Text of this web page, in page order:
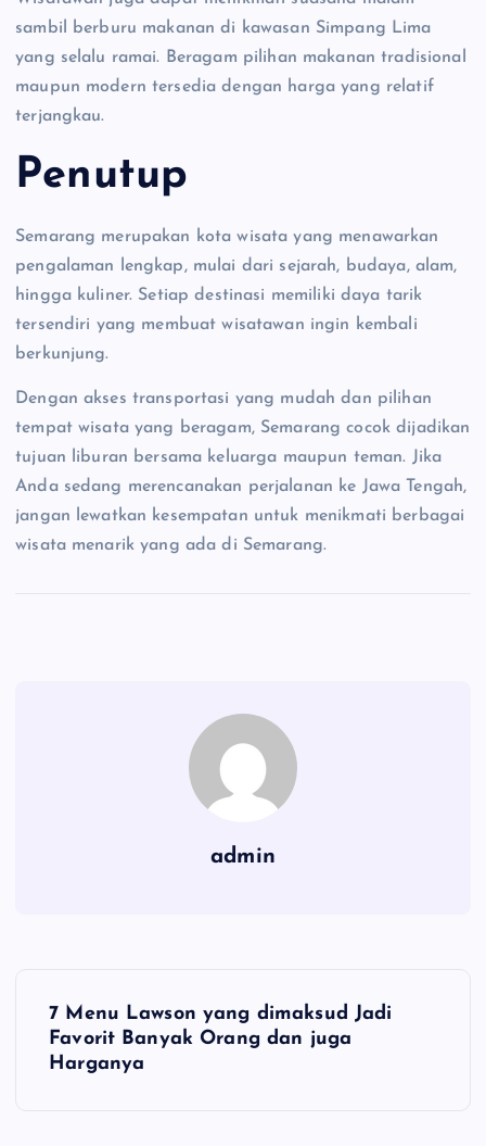
sambil berburu makanan di kawasan Simpang Lima
yang selalu ramai. Beragam pilihan makanan tradisional
maupun modern tersedia dengan harga yang relatif
terjangkau.
Penutup
Semarang merupakan kota wisata yang menawarkan
pengalaman lengkap, mulai dari sejarah, budaya, alam,
hingga kuliner. Setiap destinasi memiliki daya tarik
tersendiri yang membuat wisatawan ingin kembali
berkunjung.
Dengan akses transportasi yang mudah dan pilihan
tempat wisata yang beragam, Semarang cocok dijadikan
tujuan liburan bersama keluarga maupun teman. Jika
Anda sedang merencanakan perjalanan ke Jawa Tengah,
jangan lewatkan kesempatan untuk menikmati berbagai
wisata menarik yang ada di Semarang.
admin
N7 Menu Lawson yang dimaksud Jadi
Favorit Banyak Orang dan juga
Harganya